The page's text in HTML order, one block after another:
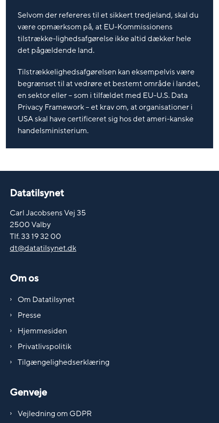
Selvom der refereres til et sikkert tredjeland, skal du
være opmærksom på, at EU-Kommissionens
tilstrække-lighedsafgørelse ikke altid dækker hele
det pågældende land.
Tilstrækkelighedsafgørelsen kan eksempelvis være
begrænset til at vedrøre et bestemt område i landet,
en sektor eller – som i tilfældet med EU-U.S. Data
Privacy Framework – et krav om, at organisationer i
USA skal have certificeret sig hos det ameri-kanske
handelsministerium.
Datatilsynet
Carl Jacobsens Vej 35
2500 Valby
Tlf. 33 19 32 00
dt@datatilsynet.dk
Om os
Om Datatilsynet
Presse
Hjemmesiden
Privatlivspolitik
Tilgængelighedserklæring
Genveje
Vejledning om GDPR